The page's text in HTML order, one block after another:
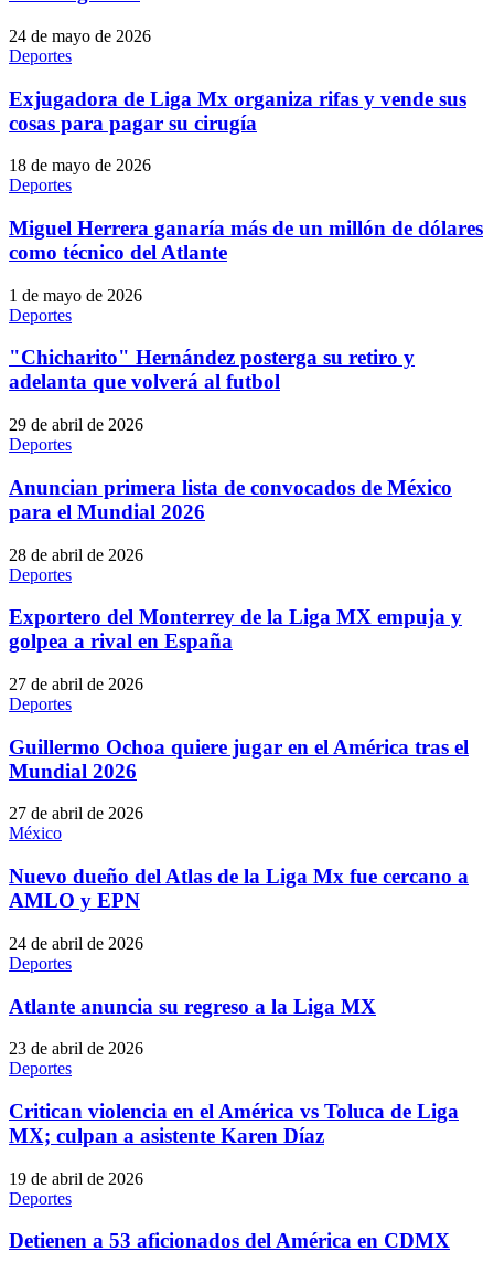
24 de mayo de 2026
Deportes
Exjugadora de Liga Mx organiza rifas y vende sus
cosas para pagar su cirugía
18 de mayo de 2026
Deportes
Miguel Herrera ganaría más de un millón de dólares
como técnico del Atlante
1 de mayo de 2026
Deportes
"Chicharito" Hernández posterga su retiro y
adelanta que volverá al futbol
29 de abril de 2026
Deportes
Anuncian primera lista de convocados de México
para el Mundial 2026
28 de abril de 2026
Deportes
Exportero del Monterrey de la Liga MX empuja y
golpea a rival en España
27 de abril de 2026
Deportes
Guillermo Ochoa quiere jugar en el América tras el
Mundial 2026
27 de abril de 2026
México
Nuevo dueño del Atlas de la Liga Mx fue cercano a
AMLO y EPN
24 de abril de 2026
Deportes
Atlante anuncia su regreso a la Liga MX
23 de abril de 2026
Deportes
Critican violencia en el América vs Toluca de Liga
MX; culpan a asistente Karen Díaz
19 de abril de 2026
Deportes
Detienen a 53 aficionados del América en CDMX